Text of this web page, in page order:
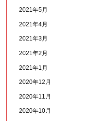
2021年5月
2021年4月
2021年3月
2021年2月
2021年1月
2020年12月
2020年11月
2020年10月